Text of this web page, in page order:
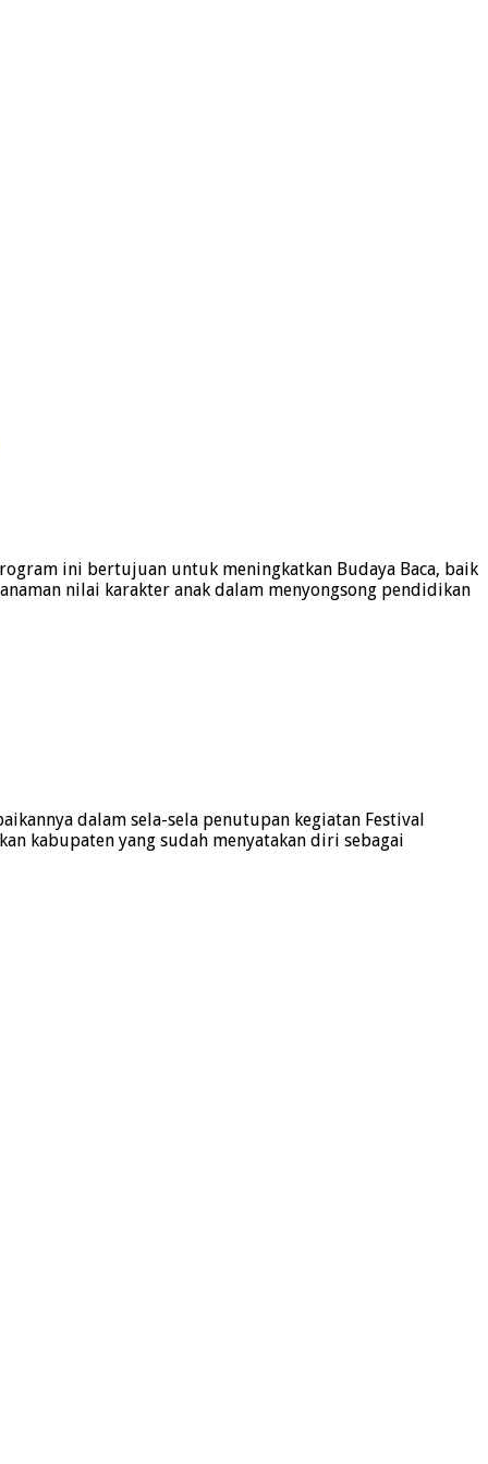
ini bertujuan untuk meningkatkan Budaya Baca, baik
nilai karakter anak dalam menyongsong pendidikan
dalam sela-sela penutupan kegiatan Festival
kabupaten yang sudah menyatakan diri sebagai